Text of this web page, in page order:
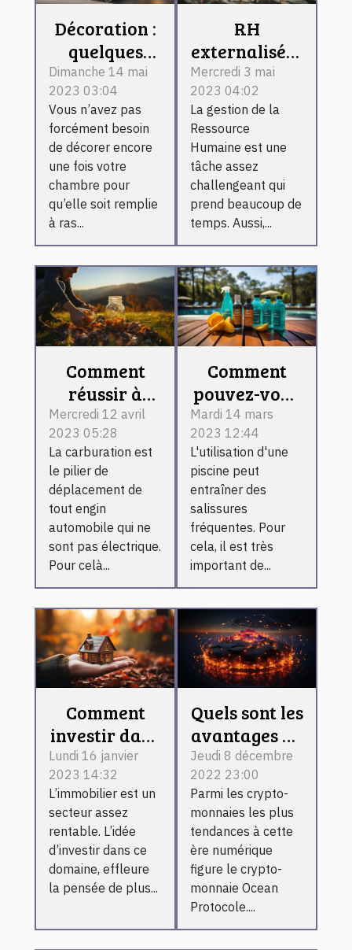
Décoration :
quelques
astuces pour
décorer à
bien votre
chambre
Dimanche 14 mai
2023 03:04
Vous n’avez pas
forcément besoin
de décorer encore
une fois votre
chambre pour
qu’elle soit remplie
à ras...
RH
externalisée :
comment
fonctionne-t-
il ?
Mercredi 3 mai
2023 04:02
La gestion de la
Ressource
Humaine est une
tâche assez
challengeant qui
prend beaucoup de
temps. Aussi,...
Comment
réussir à
effectuer son
plein
d'essence
sans pour
autant
perdre du
temps ?
Mercredi 12 avril
2023 05:28
La carburation est
le pilier de
déplacement de
tout engin
automobile qui ne
sont pas électrique.
Pour celà...
Comment
pouvez-vous
très bien
choisir un
robot
nettoyeur
pour votre
piscine ?
Mardi 14 mars
2023 12:44
L'utilisation d'une
piscine peut
entraîner des
salissures
fréquentes. Pour
cela, il est très
important de...
Comment
investir dans
l’immobilier
locatif ?
Lundi 16 janvier
2023 14:32
L’immobilier est un
secteur assez
rentable. L’idée
d’investir dans ce
domaine, effleure
la pensée de plus...
Quels sont les
avantages de
détention de
Ocean
Protocol ?
Jeudi 8 décembre
2022 23:00
Parmi les crypto-
monnaies les plus
tendances à cette
ère numérique
figure le crypto-
monnaie Ocean
Protocole....